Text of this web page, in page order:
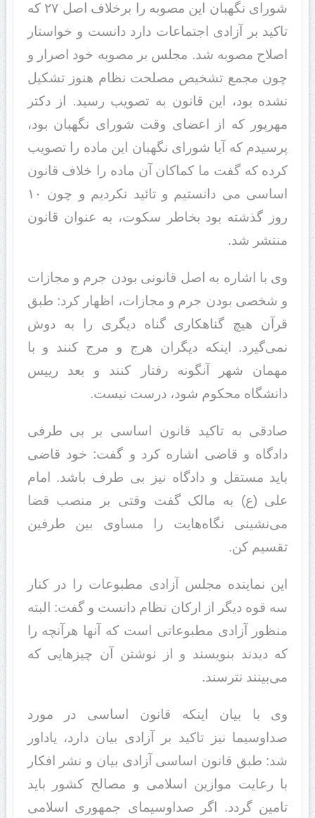
شورای نگهبان این مصوبه را برخلاف اصل ۲۷ که
تاکید بر آزادی اجتماعات دارد دانست و خواستار
اصلاح مصوبه شد. مجلس بر مصوبه خود اصرار و
چون مجمع تشخیص مصلحت نظام هنوز تشکیل
نشده بود، این قانون به تصویب رسید. از دکتر
مهرپور که از اعضای وقت شورای نگهبان بود،
پرسیدم که‌ آیا شورای نگهبان این ماده را تصویب
کرده که گفت ما کماکان آن ماده را خلاف قانون
اساسی می دانستیم و تائید نکردیم و چون ۱۰
روز گذشته بود بخاطر سکوت، به عنوان قانون
منتشر شد.
وی با اشاره به اصل قانونی بودن جرم و مجازات
و شخصی بودن جرم و مجازات، اظهار کرد: طبق
قرآن هیچ گناهکاری گناه دیگری را به دوش
نمی‌گیرد. اینکه دیگران هرج و مرج کنند و با
مهمان شهر آنگونه رفتار کنند و بعد رییس
دانشگاه محکوم شود، درست نیست.
صادقی به تاکید قانون اساسی بر بی طرفی
دادگاه و قاضی اشاره کرد و گفت: خود قاضی
باید مستقل و دادگاه نیز بی طرف باشد. امام
علی (ع) به مالک گفت وقتی بر منصب قضا
می‌نشینی نگاه‌هایت را مساوی بین طرفین
تقسیم کن.
این نماینده مجلس آزادی مطبوعات را در کنار
سه قوه دیگر از ارکان نظام دانست و گفت: البته
منظور آزادی مطبوعاتی است که آنها هرآنچه را
که دیدند بنویسند و از نوشتن آن چیزهایی که
می‌بینند نترسند.
وی با بیان اینکه قانون اساسی در مورد
صداوسیما نیز تاکید بر آزادی بیان دارد، یاداور
شد: طبق قانون اساسی آزادی بیان و نشر افکار
با رعایت موازین اسلامی و مصالح کشور باید
تامین گردد. اگر صداوسیمای جمهوری اسلامی